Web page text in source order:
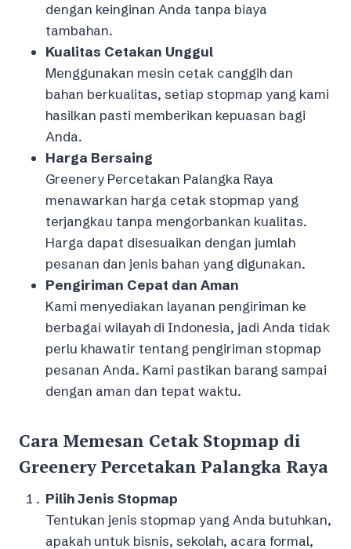
dengan keinginan Anda tanpa biaya
tambahan.
Kualitas Cetakan Unggul
Menggunakan mesin cetak canggih dan
bahan berkualitas, setiap stopmap yang kami
hasilkan pasti memberikan kepuasan bagi
Anda.
Harga Bersaing
Greenery Percetakan Palangka Raya
menawarkan harga cetak stopmap yang
terjangkau tanpa mengorbankan kualitas.
Harga dapat disesuaikan dengan jumlah
pesanan dan jenis bahan yang digunakan.
Pengiriman Cepat dan Aman
Kami menyediakan layanan pengiriman ke
berbagai wilayah di Indonesia, jadi Anda tidak
perlu khawatir tentang pengiriman stopmap
pesanan Anda. Kami pastikan barang sampai
dengan aman dan tepat waktu.
Cara Memesan Cetak Stopmap di
Greenery Percetakan Palangka Raya
Pilih Jenis Stopmap
Tentukan jenis stopmap yang Anda butuhkan,
apakah untuk bisnis, sekolah, acara formal,